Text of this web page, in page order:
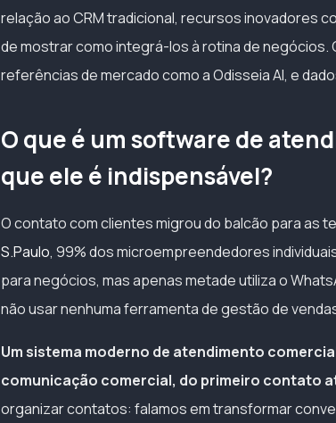
relação ao CRM tradicional, recursos inovadores
de mostrar como integrá-los à rotina de
referências de mercado como a Odisseia AI, e
O que é um software de
que ele é indispensável?
O contato com clientes migrou do balcão para as
S.Paulo, 99% dos microempreendedores
para negócios, mas apenas metade utiliza o
não usar nenhuma ferramenta de gestão de
Um sistema moderno de atendimento
comunicação comercial, do primeiro contato
organizar contatos: falamos em transformar